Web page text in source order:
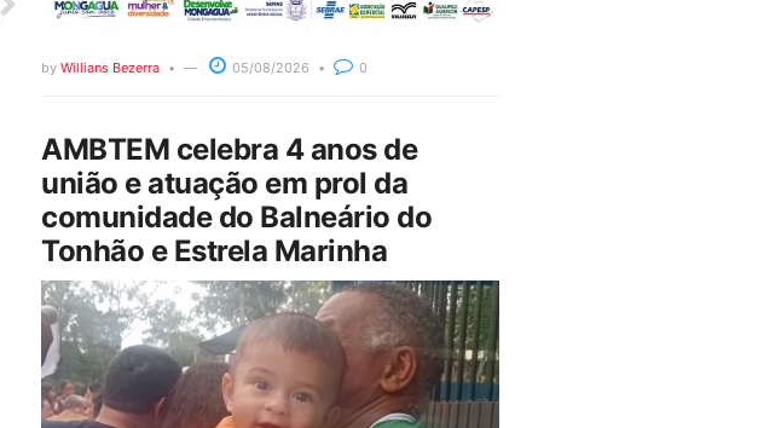
by Willians Bezerra 05/08/2026 0
AMBTEM celebra 4 anos de
união e atuação em prol da
comunidade do Balneário do
Tonhão e Estrela Marinha